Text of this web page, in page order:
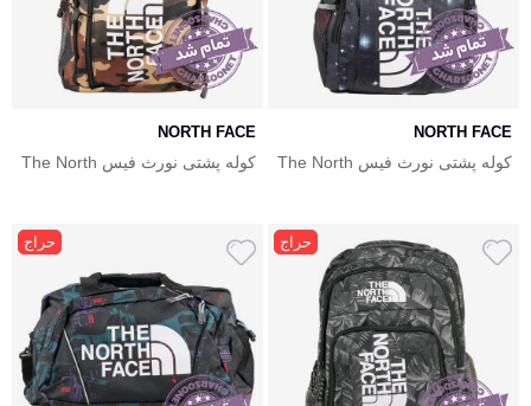
NORTH FACE
کوله پشتی نورث فیس The North
NORTH FACE
کوله پشتی نورث فیس The North
حراج حراج